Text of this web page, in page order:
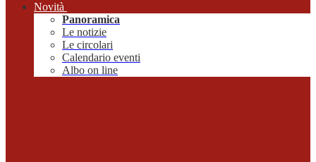
Novità
Panoramica
Le notizie
Le circolari
Calendario eventi
Albo on line